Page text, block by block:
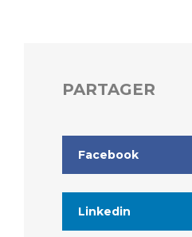
PARTAGER
Facebook
Linkedin